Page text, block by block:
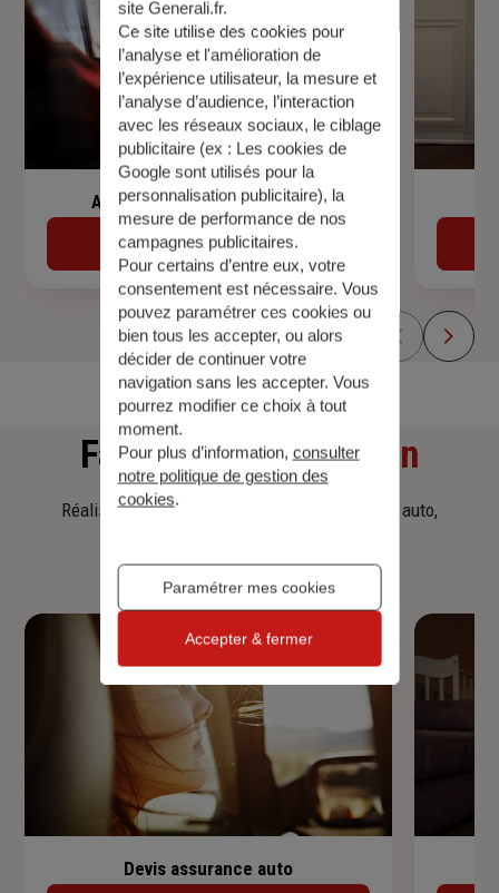
Assurance de prêt immobilier
Découvrir
Faitesune simulation
Réalisez une simulation tarifaire d'assurance, auto,
Devis assurance auto
site Generali.fr.
Ce site utilise des cookies pour
l’analyse et l'amélioration de
l’expérience utilisateur, la mesure et
l’analyse d’audience, l’interaction
avec les réseaux sociaux, le ciblage
publicitaire (ex : Les cookies de
Google sont utilisés pour la
personnalisation publicitaire), la
mesure de performance de nos
campagnes publicitaires.
Pour certains d’entre eux, votre
consentement est nécessaire. Vous
pouvez paramétrer ces cookies ou
bien tous les accepter, ou alors
décider de continuer votre
navigation sans les accepter. Vous
pourrez modifier ce choix à tout
moment.
Pour plus d’information, consulter
notre politique de gestion des
cookies.
Paramétrer mes cookies
Accepter & fermer